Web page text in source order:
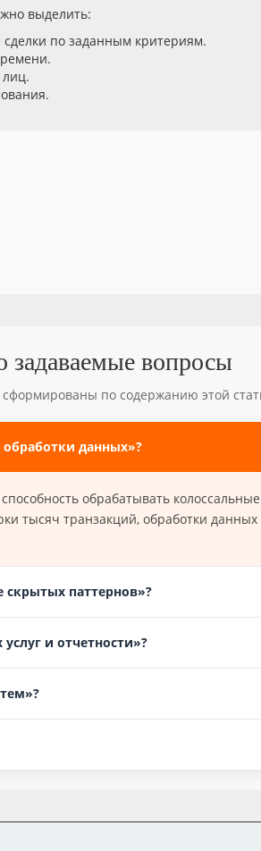
выделить:
по заданным критериям.
лиц.
задаваемые вопросы
сформированы по содержанию этой
данных»?
обрабатывать
тысяч транзакций, обработки
паттернов»?
и отчетности»?